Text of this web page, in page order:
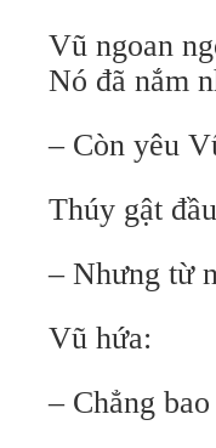
Vũ ngoan
Nó đã nắm
– Còn yêu
Thúy gật
– Nhưng từ
Vũ hứa:
– Chẳng